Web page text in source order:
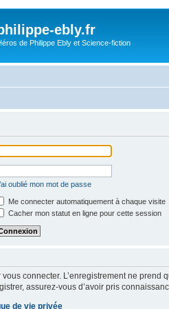
ebly.fr
de Philippe Ebly et Science-fiction
oublié mon mot de passe
Me connecter automatiquement à chaque visite
Cacher mon statut en ligne pour cette session
connecter. L’enregistrement ne
assurez-vous d’avoir pris
de vie privée